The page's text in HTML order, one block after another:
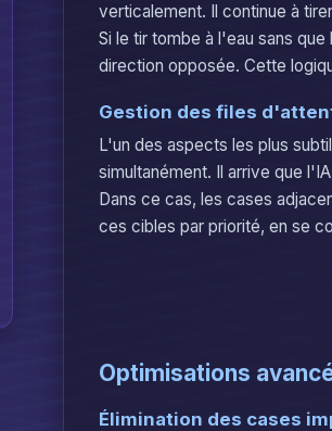
verticalement. Il continue à
Si le tir tombe à l'eau sans
direction opposée. Cette
Gestion des files
L'un des aspects les plus
simultanément. Il arrive que
Dans ce cas, les cases
ces cibles par priorité, en se
Optimisations
Élimination des cases